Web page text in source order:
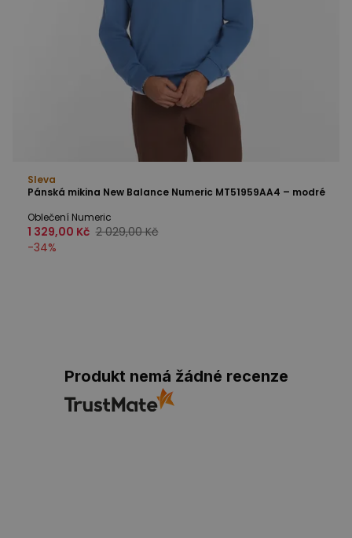
Sleva
Pánská mikina New Balance Numeric MT51959AA4 – modré
Oblečení Numeric
1 329,00 Kč 2 029,00 Kč
-34%
Produkt nemá žádné recenze